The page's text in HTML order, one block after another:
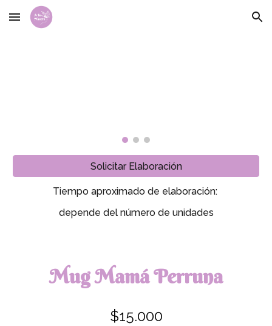
Skip to main content Skip to navigation
Solicitar Elaboración
Tiempo aproximado de elaboración:
depende del número de unidades
MugMamá Perruna
$15.000